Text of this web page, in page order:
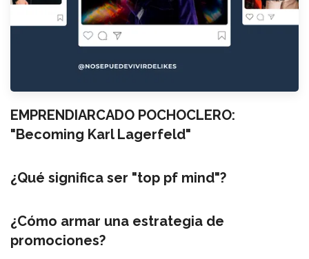
EMPRENDIARCADO POCHOCLERO:
"Becoming Karl Lagerfeld"
¿Qué significa ser "top pf mind"?
¿Cómo armar una estrategia de
promociones?